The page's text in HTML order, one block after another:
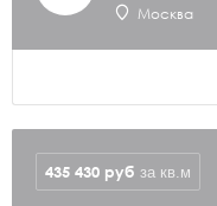
Москва
435 430 руб за кв.м